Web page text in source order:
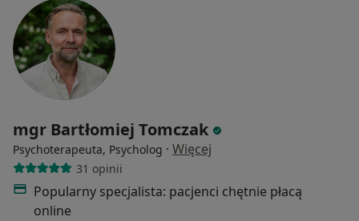
mgr Bartłomiej Tomczak
Psychoterapeuta, Psycholog · Więcej
31 opinii
Popularny specjalista: pacjenci chętnie płacą
online